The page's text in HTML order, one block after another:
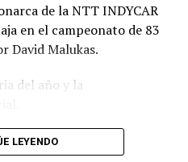
de la NTT INDYCAR
en el campeonato de 83
David Malukas.
del año y la
un día por la lluvia. Solo
LEYENDO